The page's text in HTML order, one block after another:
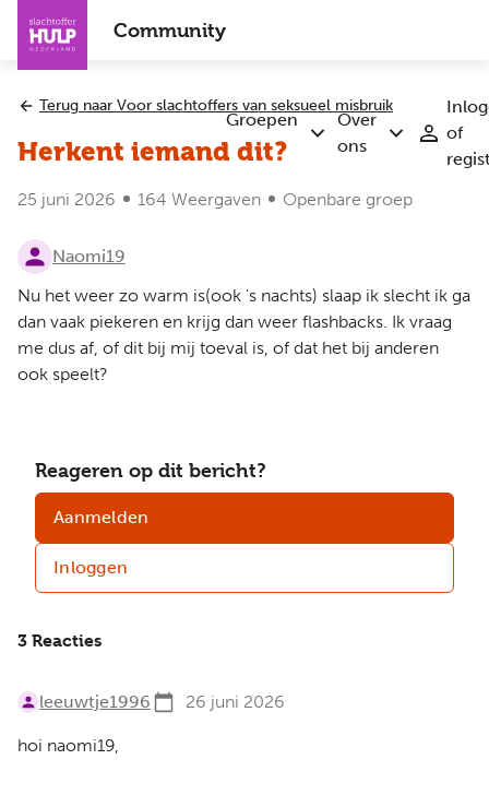
Overslaan
naar
inhoud
gaan
Community
Groepen
Submenu
Over
ons
Submenu
of
Terug naar Voor slachtoffers van seksueel misbruik
Herkent iemand dit?
25 juni 2026 164 Weergaven Openbare groep
Naomi19
Nu het weer zo warm is(ook 's nachts) slaap ik slecht ik ga
dan vaak piekeren en krijg dan weer flashbacks. Ik vraag
me dus af, of dit bij mij toeval is, of dat het bij anderen
ook speelt?
Reageren op dit bericht?
Aanmelden
Inloggen
3 Reacties
leeuwtje1996 26 juni 2026
hoi naomi19,